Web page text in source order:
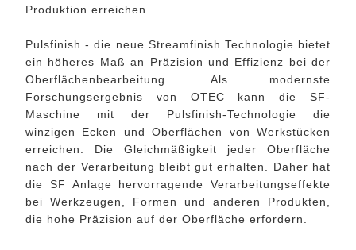
Produktion erreichen.
Pulsfinish - die neue Streamfinish Technologie bietet
ein höheres Maß an Präzision und Effizienz bei der
Oberflächenbearbeitung. Als modernste
Forschungsergebnis von OTEC kann die SF-
Maschine mit der Pulsfinish-Technologie die
winzigen Ecken und Oberflächen von Werkstücken
erreichen. Die Gleichmäßigkeit jeder Oberfläche
nach der Verarbeitung bleibt gut erhalten. Daher hat
die SF Anlage hervorragende Verarbeitungseffekte
bei Werkzeugen, Formen und anderen Produkten,
die hohe Präzision auf der Oberfläche erfordern.